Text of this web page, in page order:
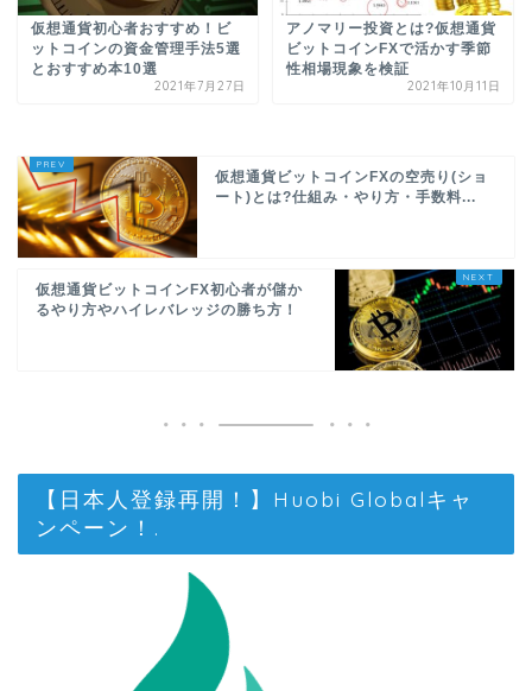
仮想通貨初心者おすすめ！ビ
ットコインの資金管理手法5選
とおすすめ本10選
2021年7月27日
アノマリー投資とは?仮想通貨
ビットコインFXで活かす季節
性相場現象を検証
2021年10月11日
仮想通貨ビットコインFXの空売り(ショ
ート)とは?仕組み・やり方・手数料...
仮想通貨ビットコインFX初心者が儲か
るやり方やハイレバレッジの勝ち方！
【日本人登録再開！】Huobi Globalキャ
ンペーン！.